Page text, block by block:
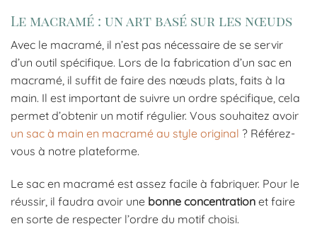
Le macramé : un art basé sur les nœuds
Avec le macramé, il n’est pas nécessaire de se servir
d’un outil spécifique. Lors de la fabrication d’un sac en
macramé, il suffit de faire des nœuds plats, faits à la
main. Il est important de suivre un ordre spécifique, cela
permet d’obtenir un motif régulier. Vous souhaitez avoir
un sac à main en macramé au style original ? Référez-
vous à notre plateforme.
Le sac en macramé est assez facile à fabriquer. Pour le
réussir, il faudra avoir une bonne concentration et faire
en sorte de respecter l’ordre du motif choisi.